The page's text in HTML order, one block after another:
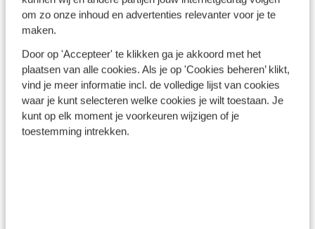
om zo onze inhoud en advertenties relevanter voor je te
maken.
Door op 'Accepteer' te klikken ga je akkoord met het
plaatsen van alle cookies. Als je op 'Cookies beheren’ klikt,
vind je meer informatie incl. de volledige lijst van cookies
waar je kunt selecteren welke cookies je wilt toestaan. Je
kunt op elk moment je voorkeuren wijzigen of je
toestemming intrekken.
dus op tijd. De batterij van de auto dient bij aankomst
60% vol te zijn.
Aan het einde van de dag neem je vanaf het treinstation
van Genua de nachttrein richting München. Net als op de
heenreis, verblijf je ook tijdens de terugreis in een
comfortabele slaapcoupé. De volgende ochtend stap je
in München over op de snelle ICE-trein richting